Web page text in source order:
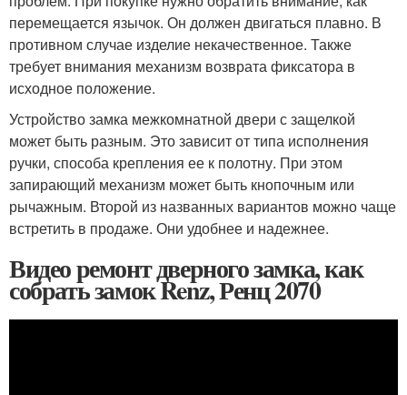
перемещается язычок. Он должен двигаться плавно. В
противном случае изделие некачественное. Также
требует внимания механизм возврата фиксатора в
исходное положение.
Устройство замка межкомнатной двери с защелкой
может быть разным. Это зависит от типа исполнения
ручки, способа крепления ее к полотну. При этом
запирающий механизм может быть кнопочным или
рычажным. Второй из названных вариантов можно чаще
встретить в продаже. Они удобнее и надежнее.
Видео ремонт дверного замка, как
собрать замок Renz, Ренц 2070